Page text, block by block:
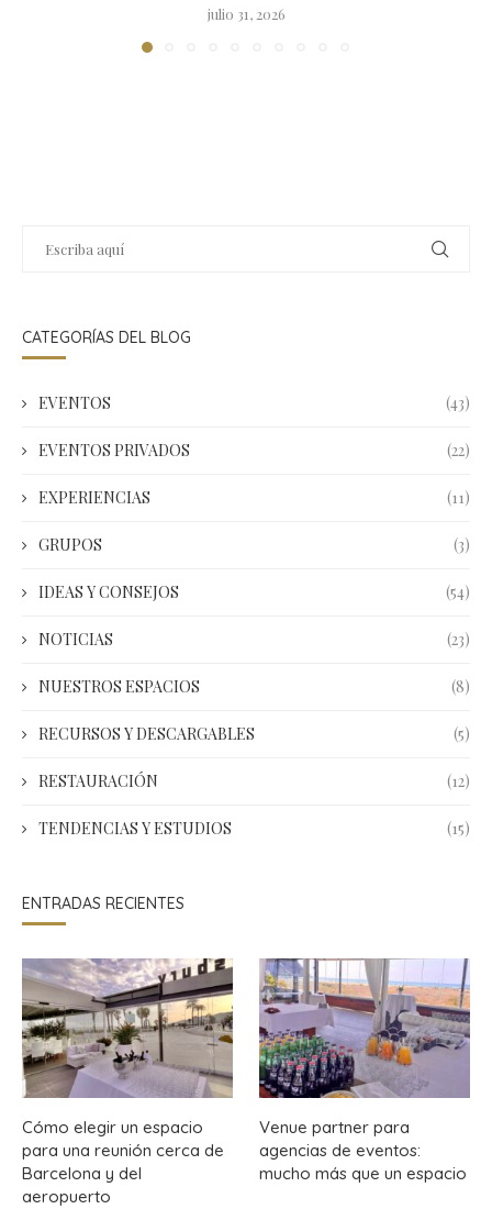
julio 31, 2026
CATEGORÍAS DEL BLOG
EVENTOS (43)
EVENTOS PRIVADOS (22)
EXPERIENCIAS (11)
GRUPOS (3)
IDEAS Y CONSEJOS (54)
NOTICIAS (23)
NUESTROS ESPACIOS (8)
RECURSOS Y DESCARGABLES (5)
RESTAURACIÓN (12)
TENDENCIAS Y ESTUDIOS (15)
ENTRADAS RECIENTES
Cómo elegir un espacio
para una reunión cerca de
Barcelona y del
aeropuerto
Venue partner para
agencias de eventos:
mucho más que un espacio